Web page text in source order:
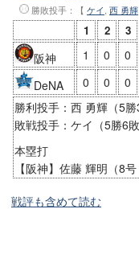
勝敗投手 ：【 ケイ 西 勇輝
1 2 3
阪神 1 0 0
DeNA
0 0 0
勝利投手：西 勇輝（5勝
敗戦投手：ケイ（5勝6敗
本塁打
【阪神】佐藤 輝明（8
戦評も含めて読む